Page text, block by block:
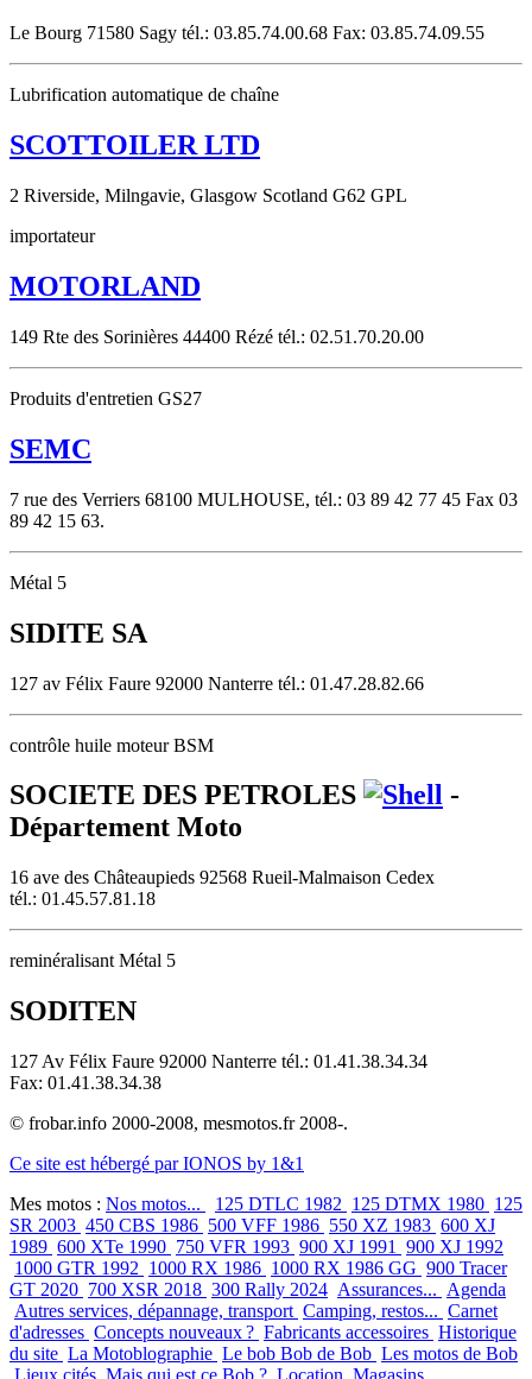
Le Bourg 71580 Sagy tél.: 03.85.74.00.68 Fax: 03.85.74.09.55
Lubrification automatique de chaîne
SCOTTOILER LTD
2 Riverside, Milngavie, Glasgow Scotland G62 GPL
importateur
MOTORLAND
149 Rte des Sorinières 44400 Rézé tél.: 02.51.70.20.00
Produits d'entretien GS27
SEMC
7 rue des Verriers 68100 MULHOUSE, tél.: 03 89 42 77 45 Fax 03
89 42 15 63.
Métal 5
SIDITE SA
127 av Félix Faure 92000 Nanterre tél.: 01.47.28.82.66
contrôle huile moteur BSM
SOCIETE DES PETROLES
-
Département Moto
16 ave des Châteaupieds 92568 Rueil-Malmaison Cedex
tél.: 01.45.57.81.18
reminéralisant Métal 5
SODITEN
127 Av Félix Faure 92000 Nanterre tél.: 01.41.38.34.34
Fax: 01.41.38.34.38
© frobar.info 2000-2008, mesmotos.fr 2008-.
Ce site est hébergé par IONOS by 1&1
Mes motos : Nos motos... 125 DTLC 1982 125 DTMX 1980 125
SR 2003 450 CBS 1986 500 VFF 1986 550 XZ 1983 600 XJ
1989 600 XTe 1990 750 VFR 1993 900 XJ 1991
900 XJ 1992
1000 GTR 1992 1000 RX 1986 1000 RX 1986 GG 900 Tracer
GT 2020 700 XSR 2018 300 Rally 2024 Assurances... Agenda
Autres services, dépannage, transport Camping, restos... Carnet
d'adresses Concepts nouveaux ? Fabricants accessoires Historique
du site La Motoblographie Le bob Bob de Bob Les motos de Bob